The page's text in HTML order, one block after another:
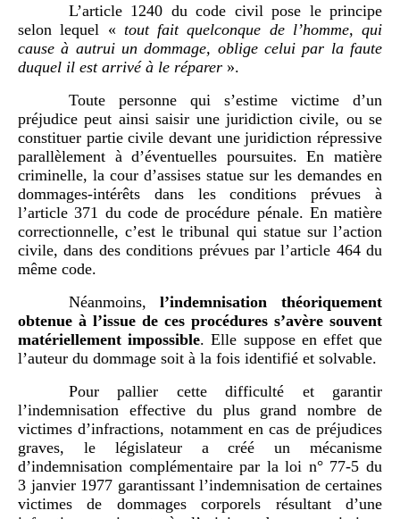
L’article 1240 du code civil pose le principe
selon lequel « tout fait quelconque de l’homme, qui
cause à autrui un dommage, oblige celui par la faute
duquel il est arrivé à le réparer ».
Toute personne qui s’estime victime d’un
préjudice peut ainsi saisir une juridiction civile, ou se
constituer partie civile devant une juridiction répressive
parallèlement à d’éventuelles poursuites. En matière
criminelle, la cour d’assises statue sur les demandes en
dommages-intérêts dans les conditions prévues à
l’article 371 du code de procédure pénale. En matière
correctionnelle, c’est le tribunal qui statue sur l’action
civile, dans des conditions prévues par l’article 464 du
même code.
Néanmoins,l’indemnisation théoriquement
obtenue à l’issue de ces procédures s’avère souvent
matériellement impossible. Elle suppose en effet que
l’auteur du dommage soit à la fois identifié et solvable.
Pour pallier cette difficulté et garantir
l’indemnisation effective du plus grand nombre de
victimes d’infractions, notamment en cas de préjudices
graves, le législateur a créé un mécanisme
d’indemnisation complémentaire par la loi n° 77-5 du
3 janvier 1977 garantissant l’indemnisation de certaines
victimes de dommages corporels résultant d’une